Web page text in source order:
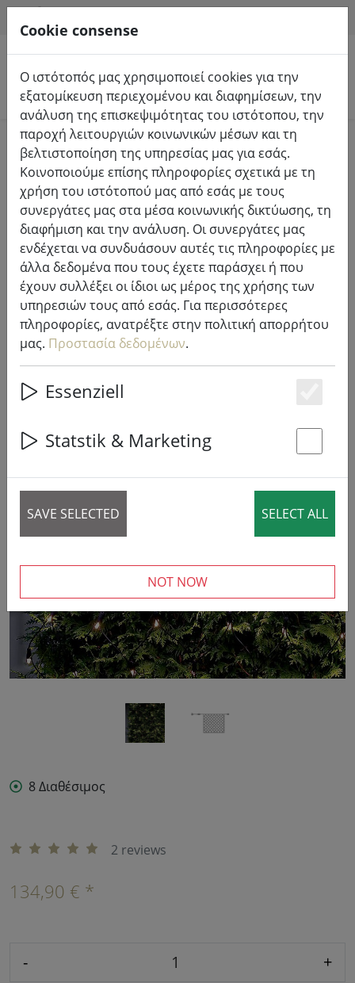
Αναζήτηση προϊόντων
Home Φώτα & φωτισμός Φώτα νεράιδα
Sirius Tech-Line σετ εκκίνησης
φωτιστικού δικτύου 196 LED
ζεστό λευκό 3 x 3 m εξωτερικού
χώρου 230V μαύρο
8 Διαθέσιμος
2 reviews
134,90 € *
- +
Cookie consense
Ο ιστότοπός μας χρησιμοποιεί cookies για την
εξατομίκευση περιεχομένου και διαφημίσεων, την
ανάλυση της επισκεψιμότητας του ιστότοπου, την
παροχή λειτουργιών κοινωνικών μέσων και τη
βελτιστοποίηση της υπηρεσίας μας για εσάς.
Κοινοποιούμε επίσης πληροφορίες σχετικά με τη
χρήση του ιστότοπού μας από εσάς με τους
συνεργάτες μας στα μέσα κοινωνικής δικτύωσης, τη
διαφήμιση και την ανάλυση. Οι συνεργάτες μας
ενδέχεται να συνδυάσουν αυτές τις πληροφορίες με
άλλα δεδομένα που τους έχετε παράσχει ή που
έχουν συλλέξει οι ίδιοι ως μέρος της χρήσης των
υπηρεσιών τους από εσάς. Για περισσότερες
πληροφορίες, ανατρέξτε στην πολιτική απορρήτου
μας. Προστασία δεδομένων.
Essenziell
Statstik & Marketing
SAVE SELECTED SELECT ALL
NOT NOW